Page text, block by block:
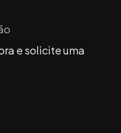
e solicite uma